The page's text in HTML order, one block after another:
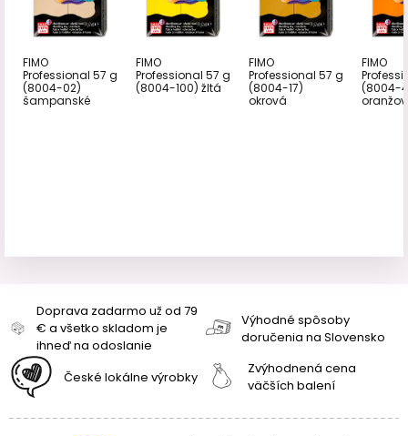
FIMO
Professional 57 g
(8004-02)
šampanské
FIMO
Professional 57 g
(8004-100) žltá
FIMO
Professional 57 g
(8004-17)
okrová
FIMO
(8004-
Doprava zadarmo už od 79
€ a všetko skladom je
ihneď na odoslanie
Výhodné spôsoby
doručenia na Slovensko
České lokálne výrobky
Zvýhodnená cena
väčších balení